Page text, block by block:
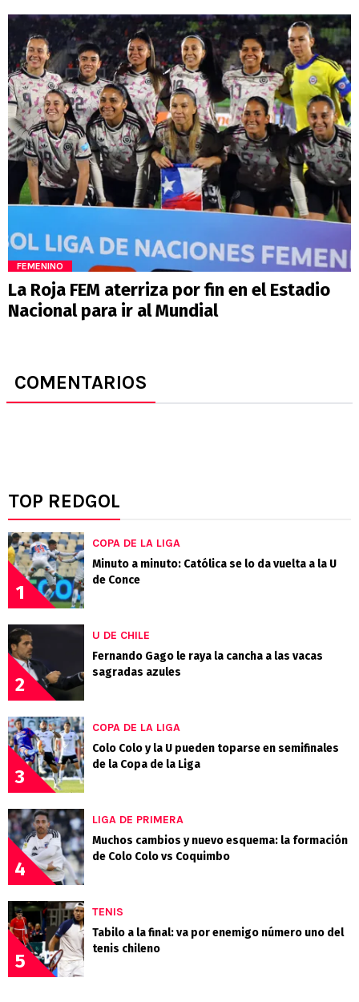
FEMENINO
La Roja FEM aterriza por fin en el Estadio
Nacional para ir al Mundial
COMENTARIOS
TOP REDGOL
1
COPA DE LA LIGA
Minuto a minuto: Católica se lo da vuelta a la U
de Conce
2
U DE CHILE
Fernando Gago le raya la cancha a las vacas
sagradas azules
3
COPA DE LA LIGA
Colo Colo y la U pueden toparse en semifinales
de la Copa de la Liga
4
LIGA DE PRIMERA
Muchos cambios y nuevo esquema: la formación
de Colo Colo vs Coquimbo
5
TENIS
Tabilo a la final: va por enemigo número uno del
tenis chileno